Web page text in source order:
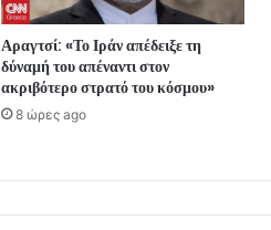
Αραγτσί: «Το Ιράν απέδειξε τη
δύναμή του απέναντι στον
ακριβότερο στρατό του κόσμου»
8 ώρες ago